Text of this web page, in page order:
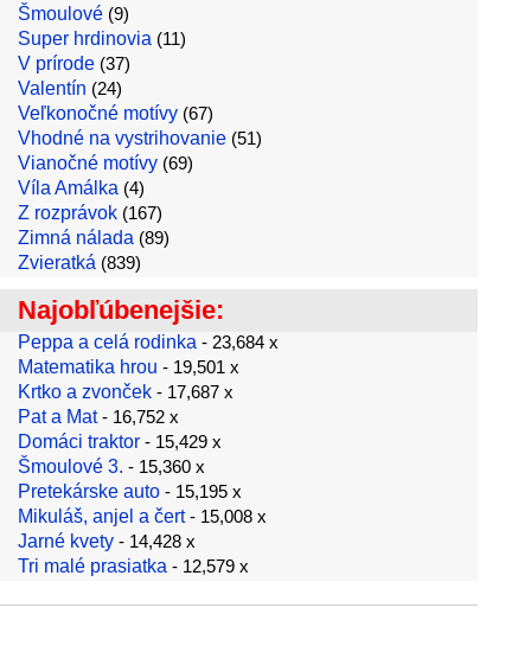
Šmoulové (9)
Super hrdinovia (11)
V prírode (37)
Valentín (24)
Veľkonočné motívy (67)
Vhodné na vystrihovanie (51)
Vianočné motívy (69)
Víla Amálka (4)
Z rozprávok (167)
Zimná nálada (89)
Zvieratká (839)
Najobľúbenejšie:
Peppa a celá rodinka - 23,684 x
Matematika hrou - 19,501 x
Krtko a zvonček - 17,687 x
Pat a Mat- 16,752 x
Domáci traktor - 15,429 x
Šmoulové 3. - 15,360 x
Pretekárske auto - 15,195 x
Mikuláš, anjel a čert- 15,008 x
Jarné kvety - 14,428 x
Tri malé prasiatka - 12,579 x